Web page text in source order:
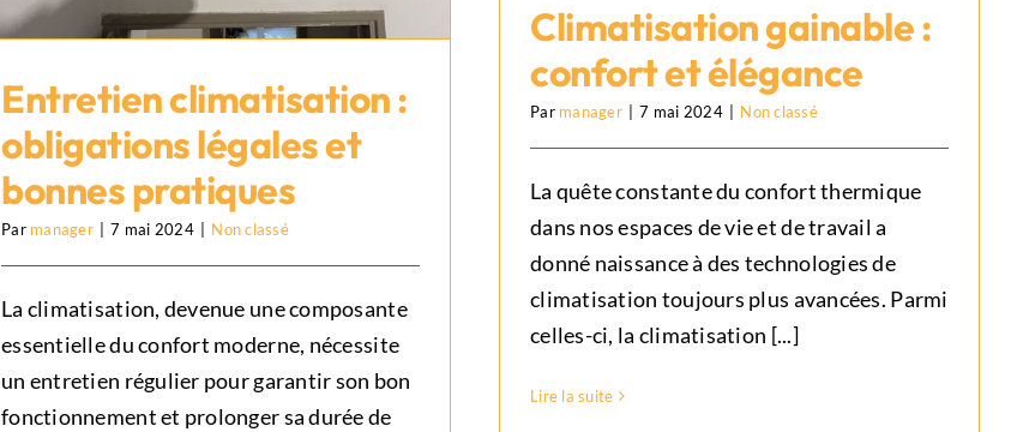
Climatisation gainable : confort
et élégance
Non classé
Climatisation gainable :
confort et élégance
Par manager 7 mai 2024 Non classé
La quête constante du confort thermique
dans nos espaces de vie et de travail a
donné naissance à des technologies de
climatisation toujours plus avancées. Parmi
celles-ci, la climatisation [...]
Lire la suite
Entretien climatisation :
obligations légales et bonnes
pratiques
Entretien climatisation :
obligations légales et
bonnes pratiques
Par manager 7 mai 2024 Non classé
La climatisation, devenue une composante
essentielle du confort moderne, nécessite
un entretien régulier pour garantir son bon
fonctionnement et prolonger sa durée de